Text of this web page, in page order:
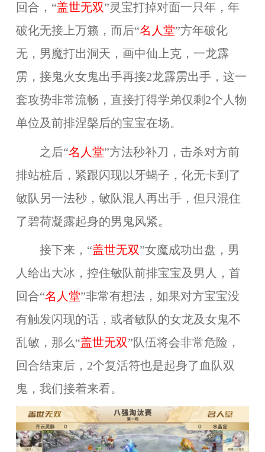
回合，“盖世无双”灵宝打掉对面一只年，年
破化无接上万籁，而后“名人堂”方年破化
无，男魔打出洞天，画中仙上克，一龙霹
雳，接鬼火女鬼出手再接2龙霹雳出手，这一
套攻势非常流畅，直接打得学弟仅剩2个人物
单位及前排涅槃后的宝宝在场。
之后“名人堂”方法秒补刀，击杀对方前
排站桩后，紧跟闪现以牙蝎子，化无卡到了
敏队另一法秒，敏队混人再出手，但只混住
了碧荷凝露起身的男鬼风紧。
接下来，“盖世无双”女魔成功出盘，男
人给出大冰，控住敏队前排宝宝及男人，首
回合“名人堂”非常有想法，如果对方宝宝没
有触发闪现的话，或者敏队的女龙及女鬼不
乱敏，那么“盖世无双”队伍将会非常危险，
回合结束后，2个复活符也是起身了血队双
鬼，我们接着来看。